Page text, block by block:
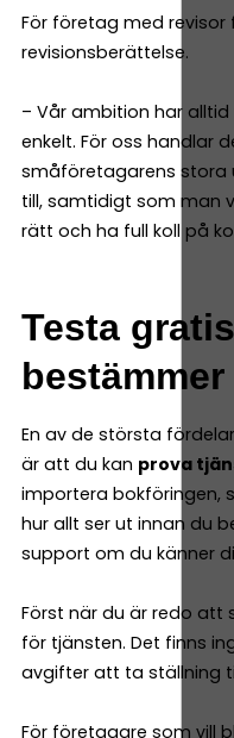
För företag med
revisionsberättelse.
– Vår ambition har
enkelt. För oss handlar
småföretagarens
till, samtidigt som man
rätt och ha full koll på
Testa
En av de största
är att du kan prova
importera bokföringen,
hur allt ser ut innan du
support om du känner
Först när du är redo att
för tjänsten. Det finns
avgifter att ta ställning
För företagare som vill